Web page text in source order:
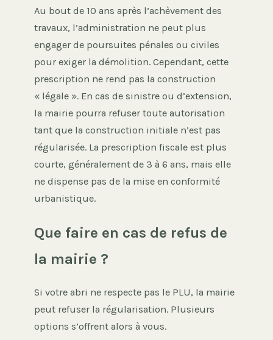
Au bout de 10 ans après l’achèvement des
travaux, l’administration ne peut plus
engager de poursuites pénales ou civiles
pour exiger la démolition. Cependant, cette
prescription ne rend pas la construction
« légale ». En cas de sinistre ou d’extension,
la mairie pourra refuser toute autorisation
tant que la construction initiale n’est pas
régularisée. La prescription fiscale est plus
courte, généralement de 3 à 6 ans, mais elle
ne dispense pas de la mise en conformité
urbanistique.
Que faire en cas de refus de
la mairie ?
Si votre abri ne respecte pas le PLU, la mairie
peut refuser la régularisation. Plusieurs
options s’offrent alors à vous.